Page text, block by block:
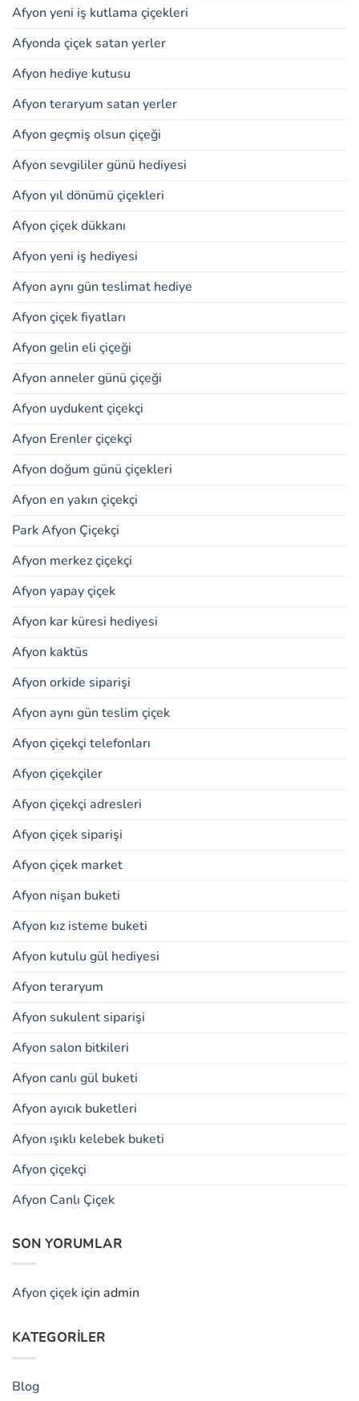
Afyon yeni iş kutlama çiçekleri
Afyonda çiçek satan yerler
Afyon hediye kutusu
Afyon teraryum satan yerler
Afyon geçmiş olsun çiçeği
Afyon sevgililer günü hediyesi
Afyon yıl dönümü çiçekleri
Afyon çiçek dükkanı
Afyon yeni iş hediyesi
Afyon aynı gün teslimat hediye
Afyon çiçek fiyatları
Afyon gelin eli çiçeği
Afyon anneler günü çiçeği
Afyon uydukent çiçekçi
Afyon Erenler çiçekçi
Afyon doğum günü çiçekleri
Afyon en yakın çiçekçi
Park Afyon Çiçekçi
Afyon merkez çiçekçi
Afyon yapay çiçek
Afyon kar küresi hediyesi
Afyon kaktüs
Afyon orkide siparişi
Afyon aynı gün teslim çiçek
Afyon çiçekçi telefonları
Afyon çiçekçiler
Afyon çiçekçi adresleri
Afyon çiçek siparişi
Afyon çiçek market
Afyon nişan buketi
Afyon kız isteme buketi
Afyon kutulu gül hediyesi
Afyon teraryum
Afyon sukulent siparişi
Afyon salon bitkileri
Afyon canlı gül buketi
Afyon ayıcık buketleri
Afyon ışıklı kelebek buketi
Afyon çiçekçi
Afyon Canlı Çiçek
SON YORUMLAR
Afyon çiçek için admin
KATEGORILER
Blog